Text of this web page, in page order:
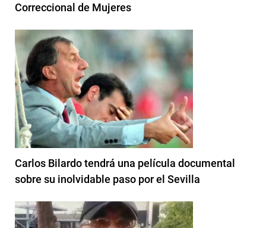
Correccional de Mujeres
Carlos Bilardo tendrá una película documental
sobre su inolvidable paso por el Sevilla